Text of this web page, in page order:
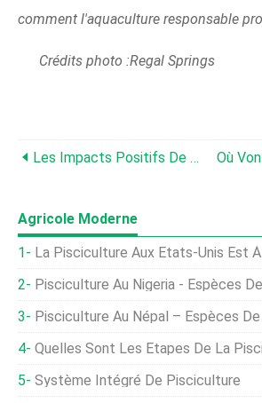
comment l'aquaculture responsable
Crédits photo :Regal Springs
Les Impacts Positifs De L'agriculture Éthique Où Vont Nos
Agricole Moderne
La Pisciculture Aux États-Unis Est
Pisciculture Au Nigeria - Espèces De
Pisciculture Au Népal – Espèces
Quelles Sont Les Étapes De La
Système Intégré De Pisciculture